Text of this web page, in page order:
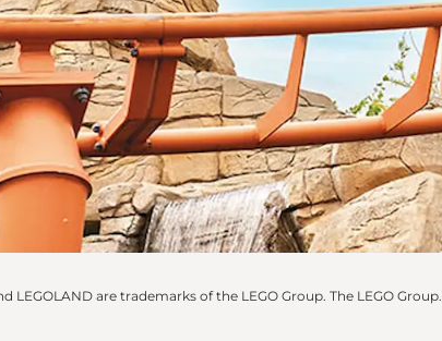
LEGOLAND are trademarks of the LEGO Group. The LEGO Group.